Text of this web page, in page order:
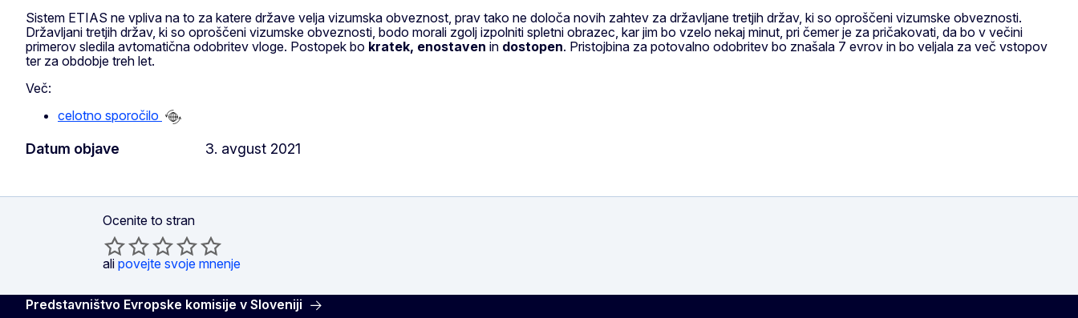
Sistem ETIAS ne vpliva na to za katere države velja vizumska obveznost, prav tako ne določa novih zahtev za državljane tretjih držav, ki so oproščeni vizumske obveznosti.
Državljani tretjih držav, ki so oproščeni vizumske obveznosti, bodo morali zgolj izpolniti spletni obrazec, kar jim bo vzelo nekaj minut, pri čemer je za pričakovati, da bo v večini
primerov sledila avtomatična odobritev vloge. Postopek bo kratek, enostaven in dostopen. Pristojbina za potovalno odobritev bo znašala 7 evrov in bo veljala za več vstopov
ter za obdobje treh let.
Več:
celotno sporočilo
Datum objave 3. avgust 2021
Ocenite to stran
ali povejte svoje mnenje
Predstavništvo Evropske komisije v Sloveniji